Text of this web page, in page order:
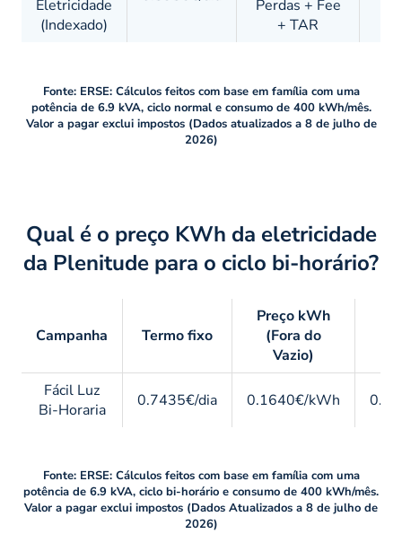
Eletricidade
(Indexado)
Perdas + Fee
+ TAR
Fonte: ERSE: Cálculos feitos com base em família com uma
potência de 6.9 kVA, ciclo normal e consumo de 400 kWh/mês.
Valor a pagar exclui impostos (Dados atualizados a 8 de julho de
2026)
Qual é o preço KWh da eletricidade
da Plenitude para o ciclo bi-horário?
Campanha Termo fixo
Preço kWh
(Fora do
Vazio)
Fácil Luz
Bi-Horaria
0.7435€/dia 0.1640€/kWh
Fonte: ERSE: Cálculos feitos com base em família com uma
potência de 6.9 kVA, ciclo bi-horário e consumo de 400 kWh/mês.
Valor a pagar exclui impostos (Dados Atualizados a 8 de julho de
2026)